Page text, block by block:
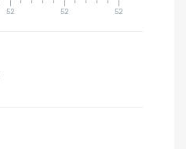
52 52 52